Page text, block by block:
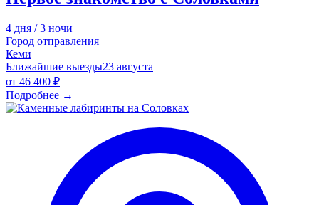
4 дня / 3 ночи
Город отправления
Кеми
Ближайшие выезды23 августа
от 46 400 ₽
Подробнее →